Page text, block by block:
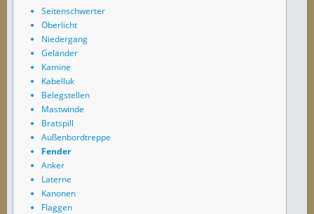
Seitenschwerter
Oberlicht
Niedergang
Geländer
Kamine
Kabelluk
Belegstellen
Mastwinde
Bratspill
Außenbordtreppe
Fender
Anker
Laterne
Kanonen
Flaggen